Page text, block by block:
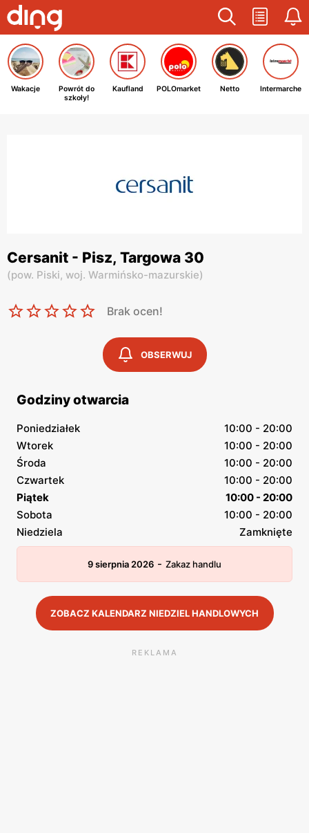
Wakacje
Powrót do
szkoły!
Kaufland POLOmarket Netto Intermarche
Cersanit - Pisz, Targowa 30
(pow. Piski, woj. Warmińsko-mazurskie)
Brak ocen!
OBSERWUJ
Godziny otwarcia
Poniedziałek
10:00 - 20:00
Wtorek
10:00 - 20:00
Środa
10:00 - 20:00
Czwartek
10:00 - 20:00
Piątek
10:00 - 20:00
Sobota
10:00 - 20:00
Niedziela
Zamknięte
9 sierpnia 2026 - Zakaz handlu
ZOBACZ KALENDARZ NIEDZIEL HANDLOWYCH
REKLAMA